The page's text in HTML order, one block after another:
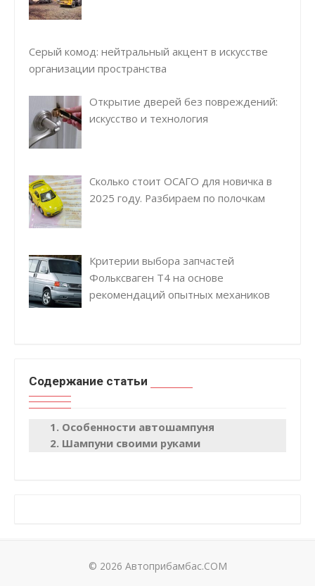
Серый комод: нейтральный акцент в искусстве
организации пространства
Открытие дверей без повреждений:
искусство и технология
Сколько стоит ОСАГО для новичка в
2025 году. Разбираем по полочкам
Критерии выбора запчастей
Фольксваген Т4 на основе
рекомендаций опытных механиков
Содержание статьи
Особенности автошампуня
Шампуни своими руками
© 2026 Автоприбамбас.COM